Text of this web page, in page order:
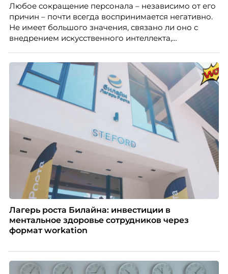
Любое сокращение персонала – независимо от его
причин – почти всегда воспринимается негативно.
Не имеет большого значения, связано ли оно с
внедрением искусственного интеллекта,
структуры компании. Для сотрудников сокращения
означают потерю стабильности, а для внешнего
рынка становятся сигналом о возможных
проблемах организации. В результате увольнения
нередко превращаются в фактор, который
негативно влияет HR-бренд работодателя.
Лагерь роста Билайна: инвестиции в
ментальное здоровье сотрудников через
формат workation